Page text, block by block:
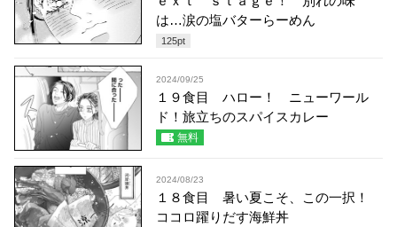
は…涙の塩バターらーめん
125pt
2024/09/25
１９食目 ハロー！ ニューワール
ド！旅立ちのスパイスカレー
無料
2024/08/23
１８食目 暑い夏こそ、この一択！
ココロ躍りだす海鮮丼